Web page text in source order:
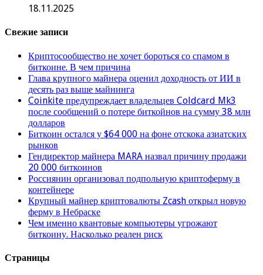
18.11.2025
Свежие записи
Криптосообщество не хочет бороться со спамом в
биткоине. В чем причина
Глава крупного майнера оценил доходность от ИИ в
десять раз выше майнинга
Coinkite предупреждает владельцев Coldcard Mk3
после сообщений о потере биткойнов на сумму 38 млн
долларов
Биткоин остался у $64 000 на фоне отскока азиатских
рынков
Гендиректор майнера MARA назвал причину продажи
20 000 биткоинов
Россиянин организовал подпольную криптоферму в
контейнере
Крупный майнер криптовалюты Zcash открыл новую
ферму в Небраске
Чем именно квантовые компьютеры угрожают
биткоину. Насколько реален риск
Страницы